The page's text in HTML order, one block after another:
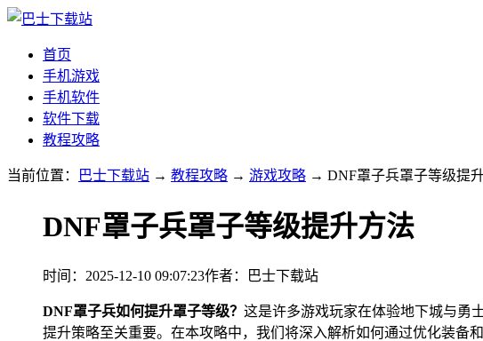
首页
手机游戏
手机软件
软件下载
教程攻略
当前位置： 巴士下载站 → 教程攻略 → 游戏攻略 → DNF罩子兵罩子等级提
DNF罩子兵罩子等级提升方法
时间：2025-12-10 09:07:23作者：巴士下载站
DNF罩子兵如何提升罩子等级？ 这是许多游戏玩家在体验地下城与勇
提升策略至关重要。在本攻略中，我们将深入解析如何通过优化装备